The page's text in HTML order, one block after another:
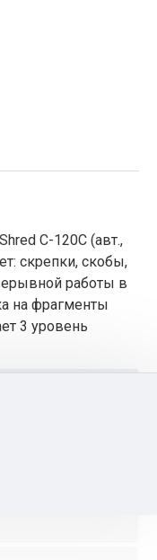
С-120С (авт.,
скрепки, скобы,
работы в
на фрагменты
3 уровень
С-120С
работы в офисе
3 уровень